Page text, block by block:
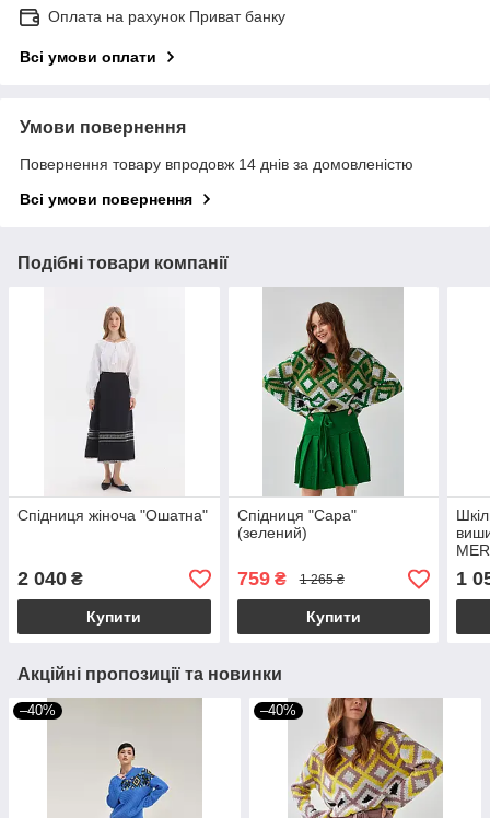
Оплата на рахунок Приват банку
Всі умови оплати
Умови повернення
Повернення товару впродовж 14 днів за домовленістю
Всі умови повернення
Подібні товари компанії
Спідниця жіноча "Ошатна"
2 040 ₴
Купити
Спідниця "Сара"
(зелений)
759₴ 1 265 ₴
Купити
1
Акційні пропозиції та новинки
–40% –40%